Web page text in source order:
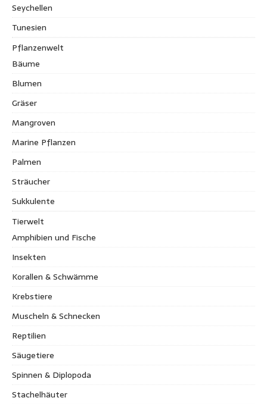
Seychellen
Tunesien
Pflanzenwelt
Bäume
Blumen
Gräser
Mangroven
Marine Pflanzen
Palmen
Sträucher
Sukkulente
Tierwelt
Amphibien und Fische
Insekten
Korallen & Schwämme
Krebstiere
Muscheln & Schnecken
Reptilien
Säugetiere
Spinnen & Diplopoda
Stachelhäuter